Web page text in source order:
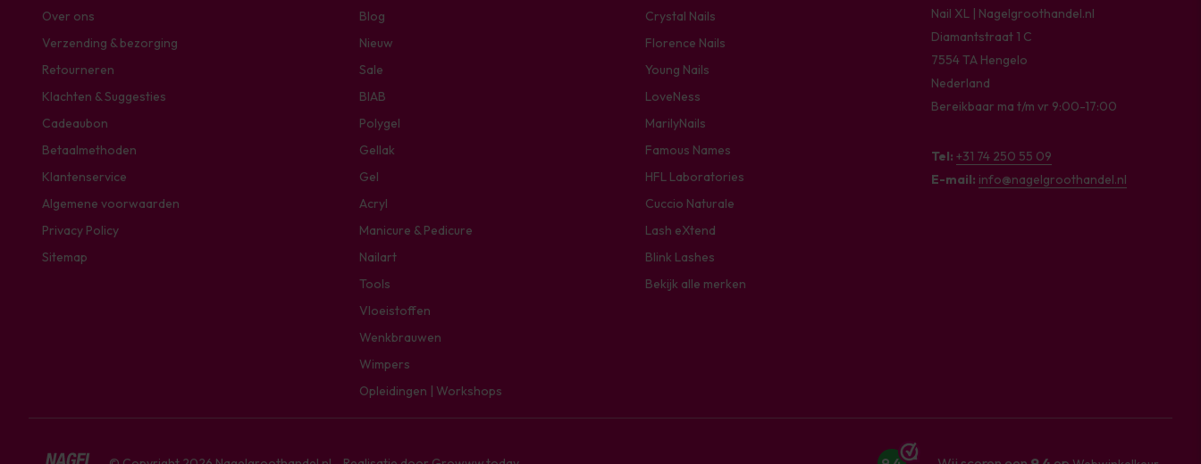
Over ons
Verzending & bezorging
Retourneren
Klachten & Suggesties
Cadeaubon
Betaalmethoden
Klantenservice
Algemene voorwaarden
Privacy Policy
Sitemap
Blog
Nieuw
Sale
BIAB
Polygel
Gellak
Gel
Acryl
Manicure & Pedicure
Nailart
Tools
Vloeistoffen
Wenkbrauwen
Wimpers
Opleidingen | Workshops
Crystal Nails
Florence Nails
Young Nails
LoveNess
MarilyNails
Famous Names
HFL Laboratories
Cuccio Naturale
Lash eXtend
Blink Lashes
Bekijk alle merken
Nail XL | Nagelgroothandel.nl
Diamantstraat 1 C
7554 TA Hengelo
Nederland
Bereikbaar ma t/m vr 9:00-17:00
Tel: +31 74 250 55 09
E-mail: info@nagelgroothandel.nl